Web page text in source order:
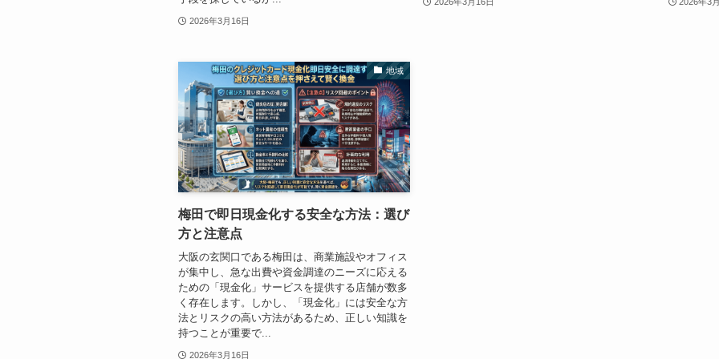
2026年3月16日
2026年3月16日 2026年3
地域
梅田で即日現金化する安全な方法：選び
方と注意点
大阪の玄関口である梅田は、商業施設やオフィス
が集中し、急な出費や資金調達のニーズに応える
ための「現金化」サービスを提供する店舗が数多
く存在します。しかし、「現金化」には安全な方
法とリスクの高い方法があるため、正しい知識を
持つことが重要で...
2026年3月16日